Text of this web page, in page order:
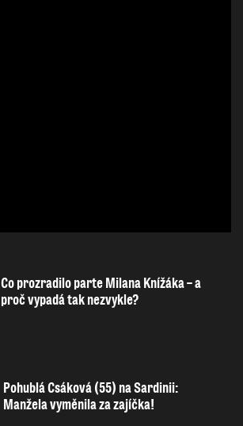
Co prozradilo parte Milana Knížáka – a
proč vypadá tak nezvykle?
Pohublá Csáková (55) na Sardinii:
Manžela vyměnila za zajíčka!